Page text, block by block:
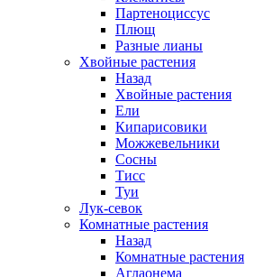
Партеноциссус
Плющ
Разные лианы
Хвойные растения
Назад
Хвойные растения
Ели
Кипарисовики
Можжевельники
Сосны
Тисс
Туи
Лук-севок
Комнатные растения
Назад
Комнатные растения
Аглаонема